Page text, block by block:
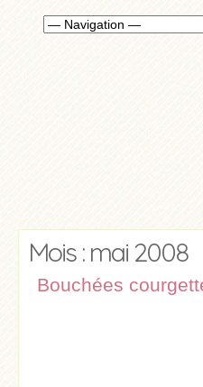
Mois : mai 2008
Bouchées